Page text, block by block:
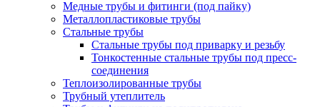
Медные трубы и фитинги (под пайку)
Металлопластиковые трубы
Стальные трубы
Стальные трубы под приварку и резьбу
Тонкостенные стальные трубы под пресс-
соединения
Теплоизолированные трубы
Трубный утеплитель